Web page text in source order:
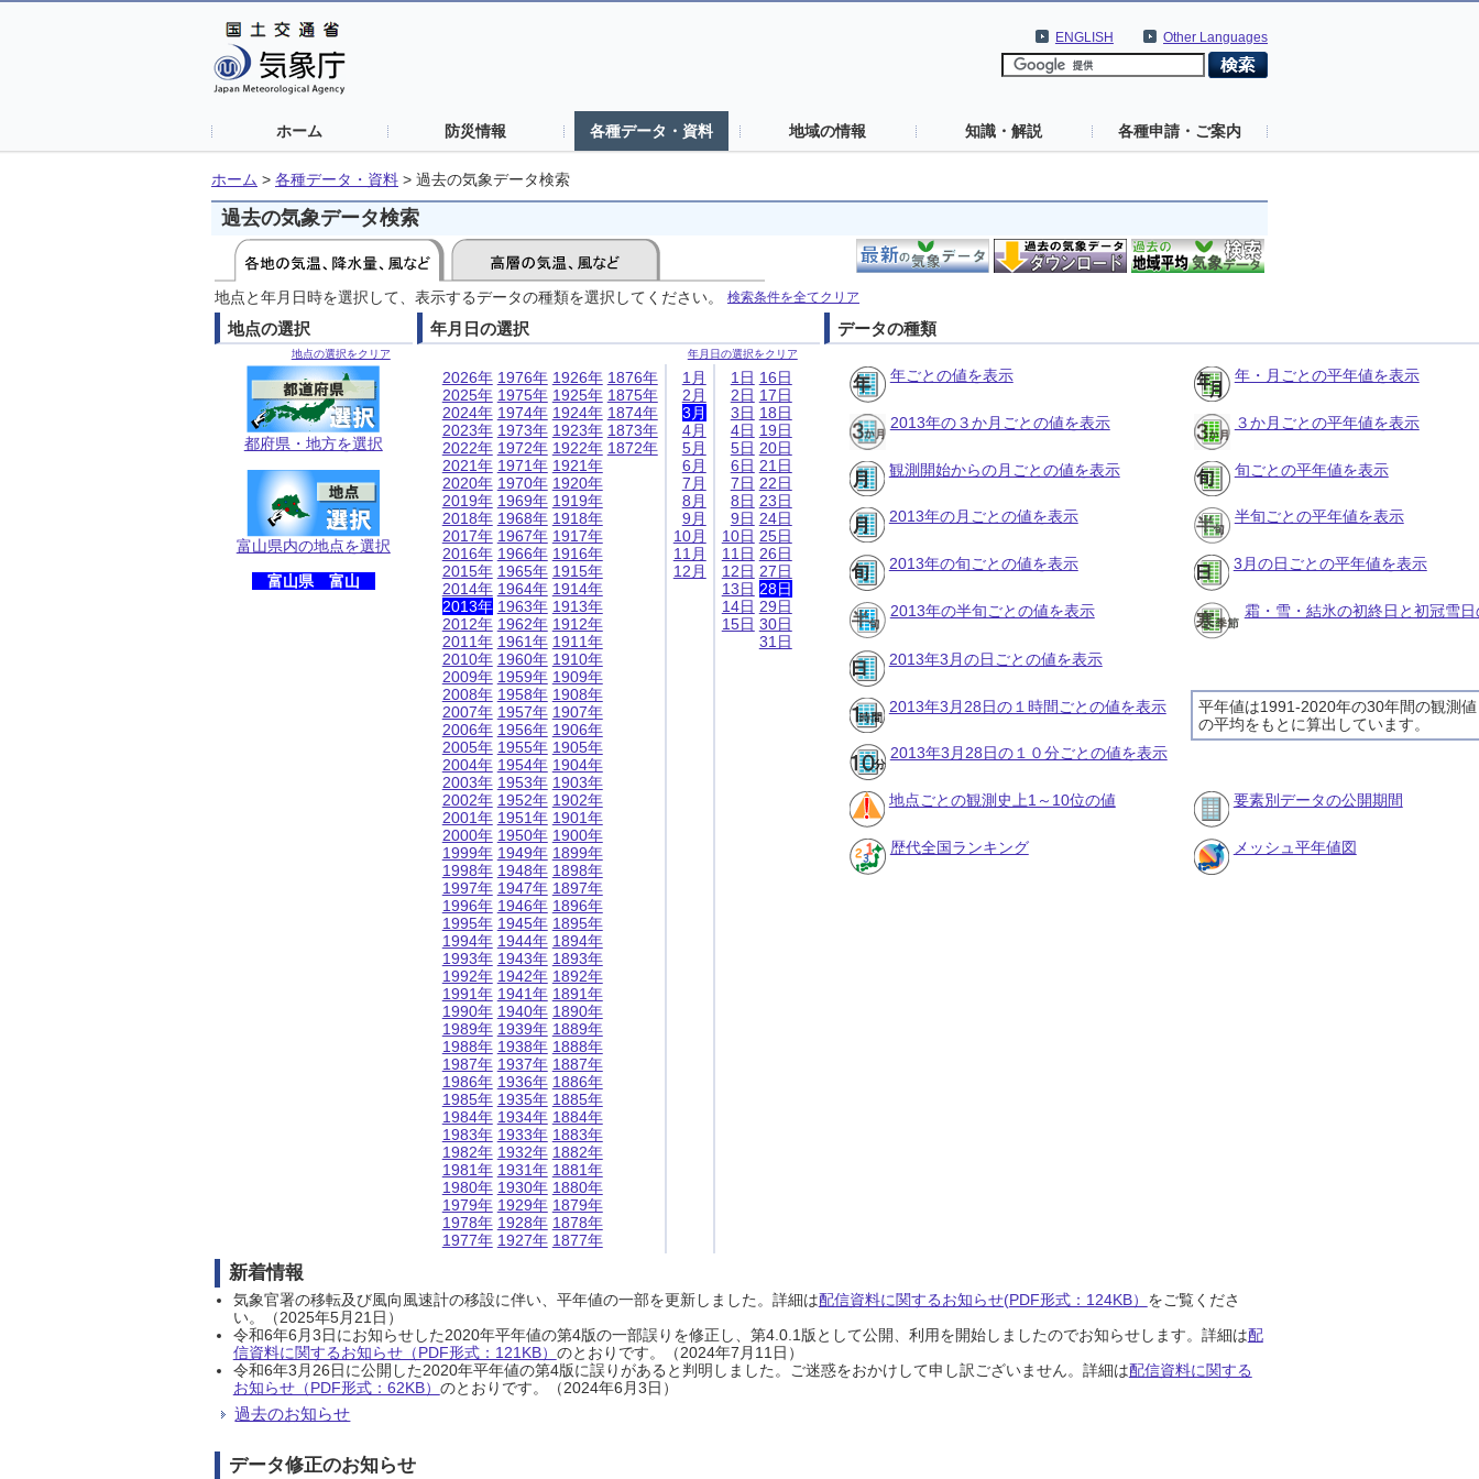
Other Languages
ENGLISH
ホーム 防災情報 各種データ・資料 地域の情報 知識・解説 各種申請・ご案内
ホーム > 各種データ・資料 > 過去の気象データ検索
過去の気象データ検索
地点と年月日時を選択して、表示するデータの種類を選択してください。 検索条件を全てクリア
地点の選択
地点の選択をクリア
都府県・地方を選択
富山県内の地点を選択
富山県 富山
年月日の選択
年月日の選択をクリア
2026年
2025年
2024年
2023年
2022年
2021年
2020年
2019年
2018年
2017年
2016年
2015年
2014年
2013年
2012年
2011年
2010年
2009年
2008年
2007年
2006年
2005年
2004年
2003年
2002年
2001年
2000年
1999年
1998年
1997年
1996年
1995年
1994年
1993年
1992年
1991年
1990年
1989年
1988年
1987年
1986年
1985年
1984年
1983年
1982年
1981年
1980年
1979年
1978年
1977年
1976年
1975年
1974年
1973年
1972年
1971年
1970年
1969年
1968年
1967年
1966年
1965年
1964年
1963年
1962年
1961年
1960年
1959年
1958年
1957年
1956年
1955年
1954年
1953年
1952年
1951年
1950年
1949年
1948年
1947年
1946年
1945年
1944年
1943年
1942年
1941年
1940年
1939年
1938年
1937年
1936年
1935年
1934年
1933年
1932年
1931年
1930年
1929年
1928年
1927年
1926年
1925年
1924年
1923年
1922年
1921年
1920年
1919年
1918年
1917年
1916年
1915年
1914年
1913年
1912年
1911年
1910年
1909年
1908年
1907年
1906年
1905年
1904年
1903年
1902年
1901年
1900年
1899年
1898年
1897年
1896年
1895年
1894年
1893年
1892年
1891年
1890年
1889年
1888年
1887年
1886年
1885年
1884年
1883年
1882年
1881年
1880年
1879年
1878年
1877年
1876年
1875年
1874年
1873年
1872年
1月
2月
3月
4月
5月
6月
7月
8月
9月
10月
11月
12月
1日
2日
3日
4日
5日
6日
7日
8日
9日
10日
11日
12日
13日
14日
15日
16日
17日
18日
19日
20日
21日
22日
23日
24日
25日
26日
27日
28日
29日
30日
31日
データの種類
年ごとの値を表示 年・月ごとの平年値を表示
2013年の３か月ごとの値を表示 ３か月ごとの平年値を表示
観測開始からの月ごとの値を表示 旬ごとの平年値を表示
2013年の月ごとの値を表示 半旬ごとの平年値を表示
2013年の旬ごとの値を表示 3月の日ごとの平年値を表示
2013年の半旬ごとの値を表示 霜・雪・結氷の初終日と初冠雪
2013年3月の日ごとの値を表示
平年値は1991-2020年の30年間の観測値
の平均をもとに算出しています。
2013年3月28日の１時間ごとの値を表示
2013年3月28日の１０分ごとの値を表示
地点ごとの観測史上1～10位の値 要素別データの公開期間
歴代全国ランキング メッシュ平年値図
新着情報
気象官署の移転及び風向風速計の移設に伴い、平年値の一部を更新しました。詳細は配信資料に関するお知らせ(PDF形式：124KB） をご覧くださ
い。（2025年5月21日）
令和6年6月3日にお知らせした2020年平年値の第4版の一部誤りを修正し、第4.0.1版として公開、利用を開始しましたのでお知らせします。詳細は配
信資料に関するお知らせ（PDF形式：121KB） のとおりです。（2024年7月11日）
令和6年3月26日に公開した2020年平年値の第4版に誤りがあると判明しました。ご迷惑をおかけして申し訳ございません。詳細は配信資料に関する
お知らせ（PDF形式：62KB） のとおりです。（2024年6月3日）
過去のお知らせ
データ修正のお知らせ